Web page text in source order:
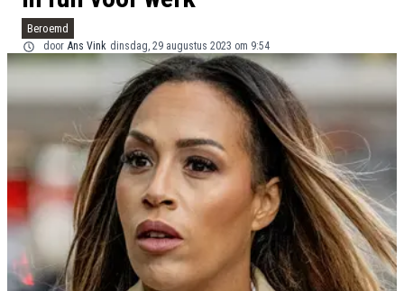
Beroemd
door Ans Vink dinsdag, 29 augustus 2023 om 9:54